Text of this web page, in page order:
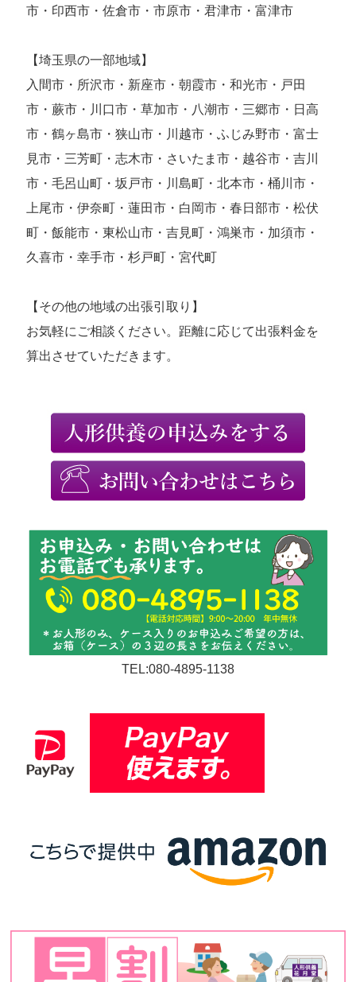
市・印西市・佐倉市・市原市・君津市・富津市
【埼玉県の一部地域】
入間市・所沢市・新座市・朝霞市・和光市・戸田
市・蕨市・川口市・草加市・八潮市・三郷市・日高
市・鶴ヶ島市・狭山市・川越市・ふじみ野市・富士
見市・三芳町・志木市・さいたま市・越谷市・吉川
市・毛呂山町・坂戸市・川島町・北本市・桶川市・
上尾市・伊奈町・蓮田市・白岡市・春日部市・松伏
町・飯能市・東松山市・吉見町・鴻巣市・加須市・
久喜市・幸手市・杉戸町・宮代町
【その他の地域の出張引取り】
お気軽にご相談ください。距離に応じて出張料金を
算出させていただきます。
TEL:080-4895-1138